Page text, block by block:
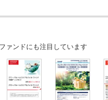
ァンドにも注目しています